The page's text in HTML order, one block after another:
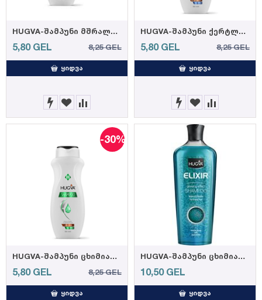
HUGVA-შამპუნი მშრალი და ნორმალური თმისთვის 600მლ(12)
5,80 GEL 8,25 GEL
ᲧᲘᲓᲕᲐ
HUGVA-შამპუნი ქერტლის საწინააღმდეგო 600მლ(12)
5,80 GEL 8,25 GEL
ᲧᲘᲓᲕᲐ
-30%
HUGVA-შამპუნი ცხიმიანი თმისთვის 600მლ(12)
5,80 GEL 8,25 GEL
ᲧᲘᲓᲕᲐ
HUGVA-შამპუნი ცხიმიანი თმისთვის 600მლ (12)
10,50 GEL
ᲧᲘᲓᲕᲐ